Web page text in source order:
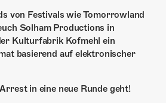
von Festivals wie Tomorrowland
Solham Productions in
Kulturfabrik Kofmehl ein
basierend auf elektronischer
in eine neue Runde geht!